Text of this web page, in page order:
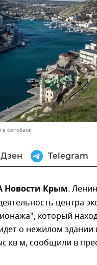
в фотобанк
Дзен Telegram
Новости Крым.
центра
который
о нежилом
кв м, сообщили в